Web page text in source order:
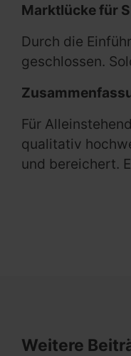
Marktlücke für
Durch die
geschlossen.
Für
qualitativ
und bereichert.
Weitere